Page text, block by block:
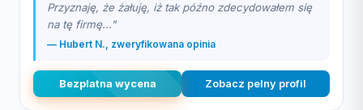
Przyznaję, że żałuję, iż tak późno zdecydowałem się
na tę firmę..."
— Hubert N., zweryfikowana opinia
Bezplatna wycena Zobacz pelny profil